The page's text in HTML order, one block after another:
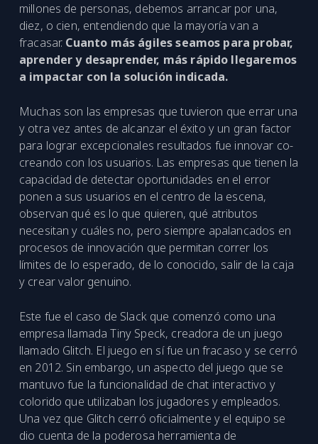
millones de personas, debemos arrancar por una,
diez, o cien, entendiendo que la mayoría van a
fracasar. Cuanto más ágiles seamos para probar,
aprender y desaprender, más rápido llegaremos
a impactar con la solución indicada.
Muchas son las empresas que tuvieron que errar una
y otra vez antes de alcanzar el éxito y un gran factor
para lograr excepcionales resultados fue innovar co-
creando con los usuarios. Las empresas que tienen la
capacidad de detectar oportunidades en el error
ponen a sus usuarios en el centro de la escena,
observan qué es lo que quieren, qué atributos
necesitan y cuáles no, pero siempre apalancados en
procesos de innovación que permitan correr los
límites de lo esperado, de lo conocido, salir de la caja
y crear valor genuino.
Este fue el caso de Slack que comenzó como una
empresa llamada Tiny Speck, creadora de un juego
llamado Glitch. El juego en sí fue un fracaso y se cerró
en 2012. Sin embargo, un aspecto del juego que se
mantuvo fue la funcionalidad de chat interactivo y
colorido que utilizaban los jugadores y empleados.
Una vez que Glitch cerró oficialmente y el equipo se
dio cuenta de la poderosa herramienta de